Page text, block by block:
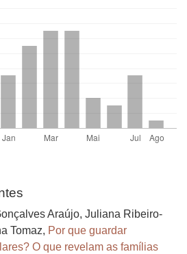
Araújo, Juliana Ribeiro-
Tomaz, Por que guardar
O que revelam as famílias